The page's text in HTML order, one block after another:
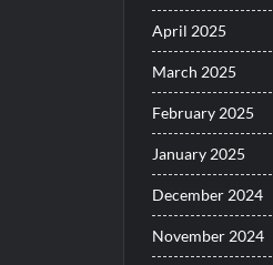
April 2025
March 2025
February 2025
January 2025
December 2024
November 2024